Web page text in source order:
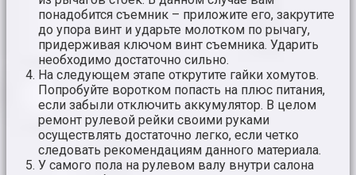
понадобится съемник – приложите его, закрутите
до упора винт и ударьте молотком по рычагу,
придерживая ключом винт съемника. Ударить
необходимо достаточно сильно.
На следующем этапе открутите гайки хомутов.
Попробуйте воротком попасть на плюс питания,
если забыли отключить аккумулятор. В целом
ремонт рулевой рейки своими руками
осуществлять достаточно легко, если четко
следовать рекомендациям данного материала.
У самого пола на рулевом валу внутри салона